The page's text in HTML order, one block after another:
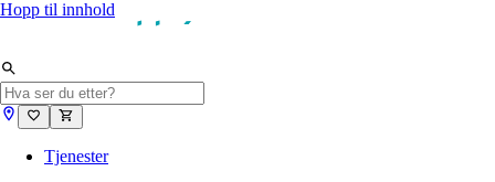
Hopp til innhold
Tjenester